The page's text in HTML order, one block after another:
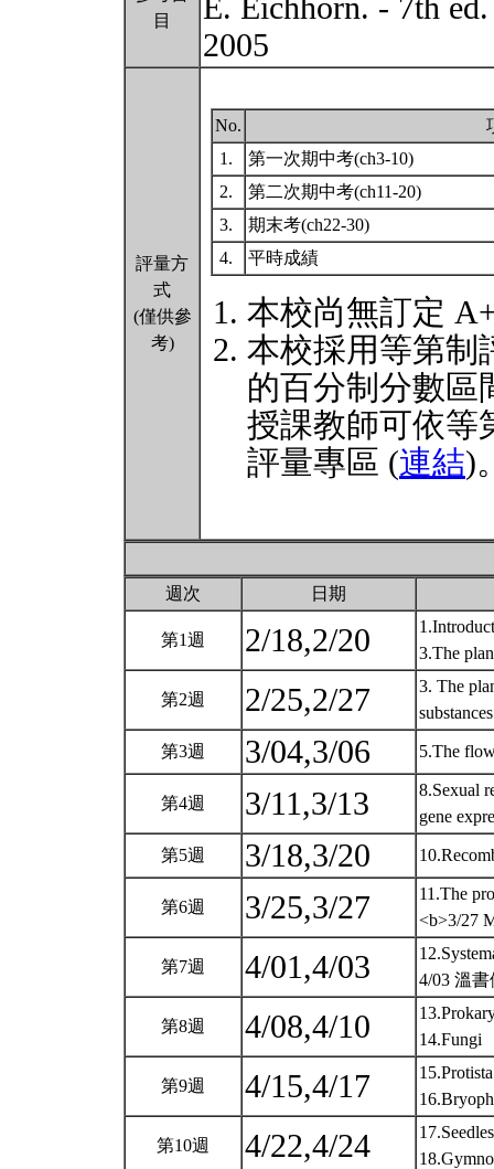
目
E. Eichhorn. - 7th ed.
2005
評量方
式
(僅供參
考)
No.
1.
第一次期中考(ch3-10)
2.
第二次期中考(ch11-20)
3.
期末考(ch22-30)
4.
平時成績
本校尚無訂定
本校採用等第制
的百分制分數區
授課教師可依等
評量專區 (連結)
週次 日期
第1週 2/18,2/20
3.The
第2週 2/25,2/27
3. The
第3週 3/04,3/06 5.The
第4週 3/11,3/13
8.Sexual
gene
第5週 3/18,3/20
第6週 3/25,3/27
11.The
<b>3/27
第7週 4/01,4/03
4/03 溫
第8週 4/08,4/10
14.Fungi
第9週 4/15,4/17
第10週 4/22,4/24